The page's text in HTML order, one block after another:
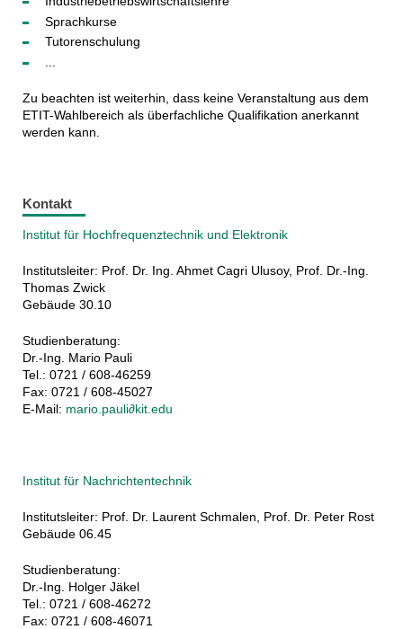
Sprachkurse
Tutorenschulung
Zu beachten ist weiterhin, dass keine Veranstaltung aus dem
ETIT-Wahlbereich als überfachliche Qualifikation anerkannt
werden kann.
Kontakt
Institut für Hochfrequenztechnik und Elektronik
Institutsleiter: Prof. Dr. Ing. Ahmet Cagri Ulusoy, Prof. Dr.-Ing.
Thomas Zwick
Gebäude 30.10
Studienberatung:
Dr.-Ing. Mario Pauli
Tel.: 0721 / 608-46259
Fax: 0721 / 608-45027
E-Mail: mario.pauli∂kit.edu
Institut für Nachrichtentechnik
Institutsleiter: Prof. Dr. Laurent Schmalen, Prof. Dr. Peter Rost
Gebäude 06.45
Studienberatung:
Dr.-Ing. Holger Jäkel
Tel.: 0721 / 608-46272
Fax: 0721 / 608-46071